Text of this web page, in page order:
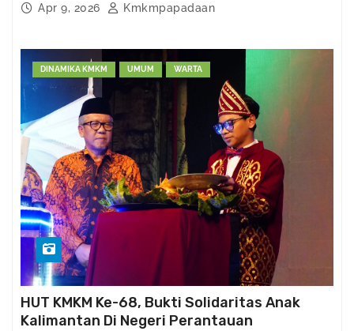
Apr 9, 2026 Kmkmpapadaan
DINAMIKA KMKM UMUM WARTA
HUT KMKM Ke-68, Bukti Solidaritas Anak
Kalimantan Di Negeri Perantauan